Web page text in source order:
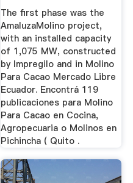
The first phase was the
AmaluzaMolino project,
with an installed capacity
of 1,075 MW, constructed
by Impregilo and in Molino
Para Cacao Mercado Libre
Ecuador. Encontrá 119
publicaciones para Molino
Para Cacao en Cocina,
Agropecuaria o Molinos en
Pichincha ( Quito .